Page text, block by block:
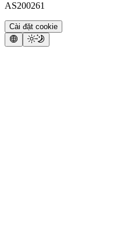
AS200261
Cài đặt cookie